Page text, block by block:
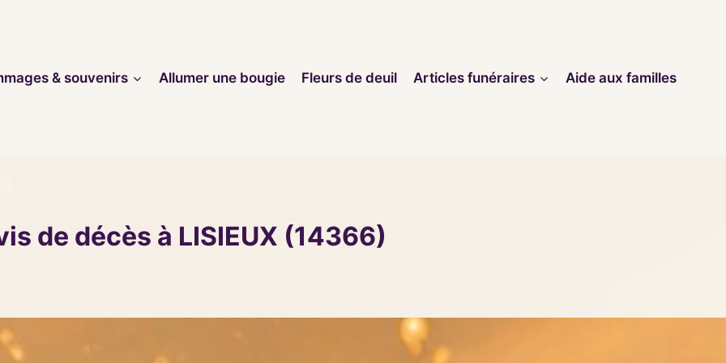
& souvenirs
Allumer une bougie Fleurs de deuil Articles funéraires Aide aux familles
de décès à LISIEUX (14366)